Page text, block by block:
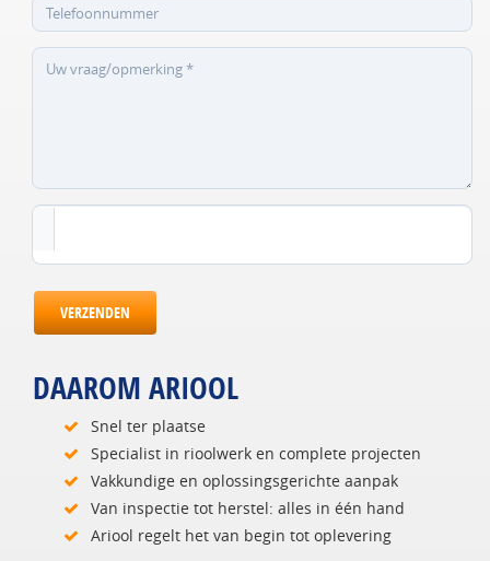
VERZENDEN
DAAROM ARIOOL
Snel ter plaatse
Specialist in rioolwerk en complete projecten
Vakkundige en oplossingsgerichte aanpak
Van inspectie tot herstel: alles in één hand
Ariool regelt het van begin tot oplevering